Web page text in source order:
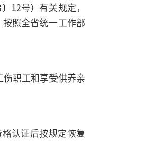
12号）有关规定，
照全省统一工作部
职工和享受供养亲
认证后按规定恢复